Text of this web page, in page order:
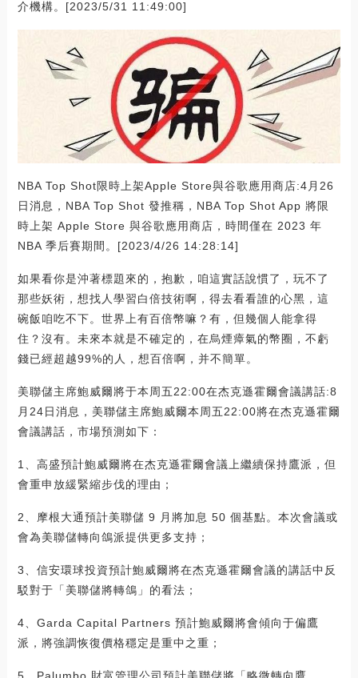
介機構。[2023/5/31 11:49:00]
NBA Top Shot限時上架Apple Store與谷歌應用商店:4月26
日消息，NBA Top Shot 發推稱，NBA Top Shot App 將限
時上架 Apple Store 與谷歌應用商店，時間僅在 2023 年
NBA 季后賽期間。[2023/4/26 14:28:14]
如果看你是沖著標題來的，抱歉，咱這實話說慣了，玩不了
那些妖術，想找人學習白倍技術啊，得去看看誰的心黑，這
碗飯咱吃不下。世界上有百倍幣嘛？有，但幾個人能拿得
住？沒有。未來本就是不確定的，在烏煙瘴氣的幣圈，不虧
錢已經超越99%的人，想百倍啊，并不簡單。
美聯儲主席鮑威爾將于本周五22:00在杰克遜霍爾會議講話:8
月24日消息，美聯儲主席鮑威爾本周五22:00將在杰克遜霍爾
會議講話，市場預測如下：
1、高盛預計鮑威爾將在杰克遜霍爾會議上繼續保持鷹派，但
會重申放緩緊縮步伐的理由；
2、摩根大通預計美聯儲 9 月將加息 50 個基點。本次會議或
會為美聯儲轉向鴿派提供更多支持；
3、信安環球投資預計鮑威爾將在杰克遜霍爾會議的講話中反
駁對于「美聯儲將轉鴿」的看法；
4、Garda Capital Partners 預計鮑威爾將會傾向于偏鷹
派，將強調恢復價格穩定是重中之重；
5、Palumbo 財富管理公司預計美聯儲將「略微轉向鷹